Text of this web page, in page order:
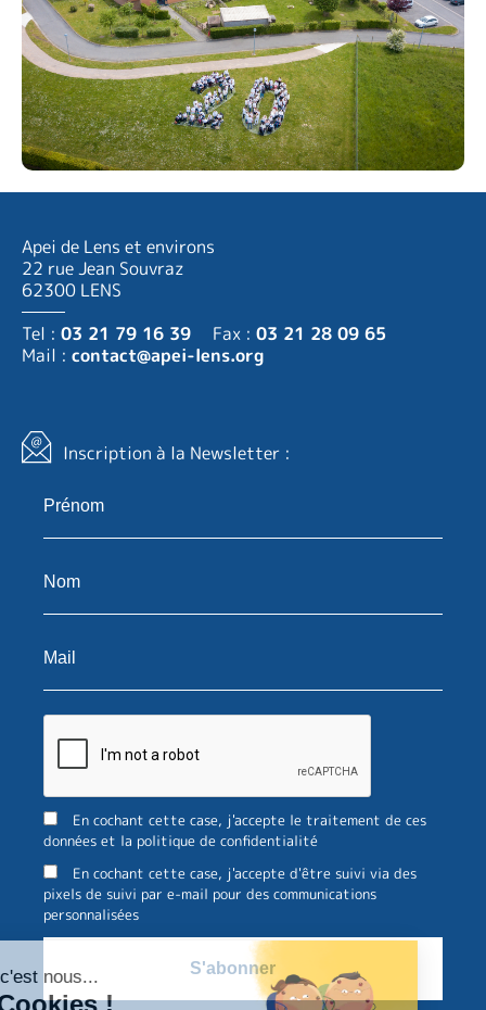
Apei de Lens et environs
22 rue Jean Souvraz
62300 LENS
Tel : 03 21 79 16 39 Fax : 03 21 28 09 65
Mail : contact@apei-lens.org
Inscription à la Newsletter :
En cochant cette case, j'accepte le traitement de ces
données et la politique de confidentialité
En cochant cette case, j'accepte d'être suivi via des
pixels de suivi par e-mail pour des communications
personnalisées